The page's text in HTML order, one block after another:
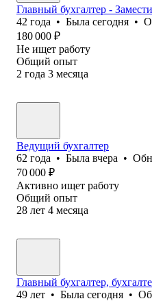
Главный бухгалтер -
42 года • Была сегодня •
180 000 ₽
Не ищет работу
Общий опыт
2 года 3 месяца
Ведущий бухгалтер
62 года • Была вчера •
70 000 ₽
Активно ищет работу
Общий опыт
28 лет 4 месяца
Главный бухгалтер,
49 лет • Была сегодня •